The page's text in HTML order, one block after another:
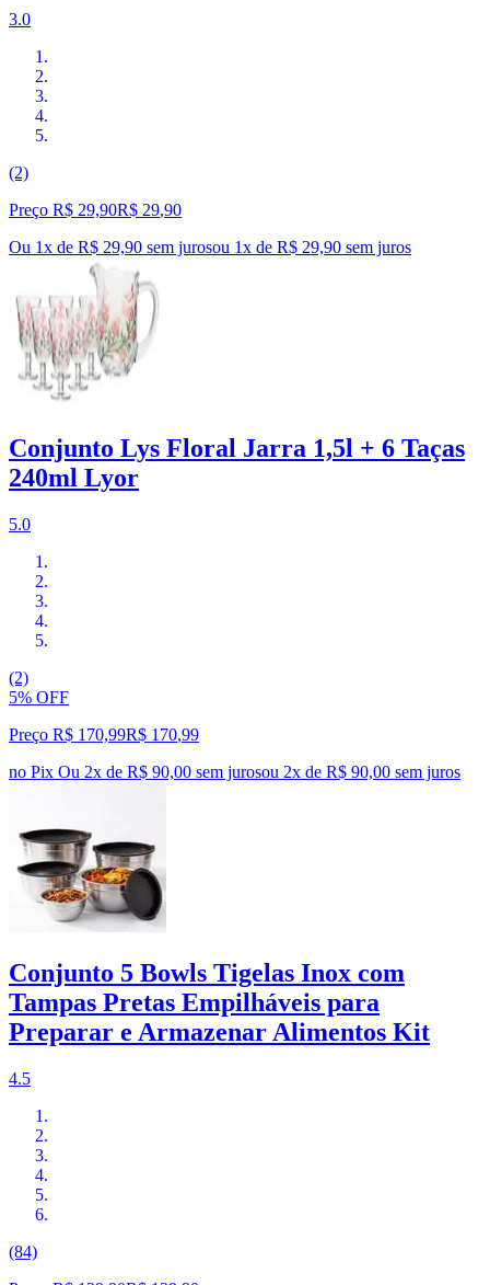
3.0
(2)
Preço R$ 29,90R$ 29,90
Ou 1x de R$ 29,90 sem jurosou 1x de R$ 29,90 sem juros
Conjunto Lys Floral Jarra 1,5l + 6 Taças
240ml Lyor
5.0
(2)
5% OFF
Preço R$ 170,99R$ 170,99
no Pix Ou 2x de R$ 90,00 sem jurosou 2x de R$ 90,00 sem juros
Conjunto 5 Bowls Tigelas Inox com
Tampas Pretas Empilháveis para
Preparar e Armazenar Alimentos Kit
4.5
(84)